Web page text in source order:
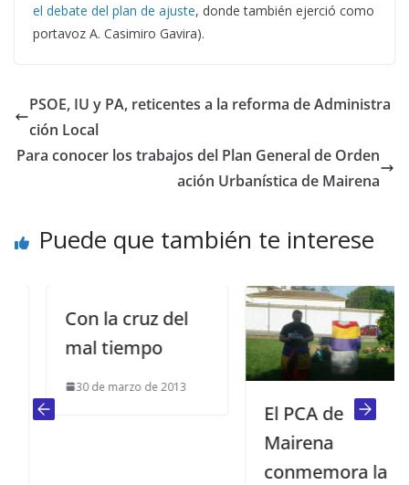
el debate del plan de ajuste, donde también ejerció como
portavoz A. Casimiro Gavira).
PSOE, IU y PA, reticentes a la reforma de Administra
ción Local
Para conocer los trabajos del Plan General de Orden
ación Urbanística de Mairena
Puede que también te interese
Con la cruz del
mal tiempo
30 de marzo de 2013
El PCA de
Mairena
conmemora la